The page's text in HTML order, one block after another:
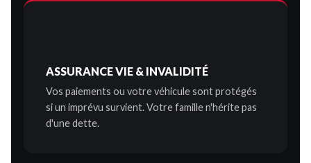
ASSURANCE VIE & INVALIDITÉ
Vos paiements ou votre véhicule sont protégés
si un imprévu survient. Votre famille n'hérite pas
d'une dette.